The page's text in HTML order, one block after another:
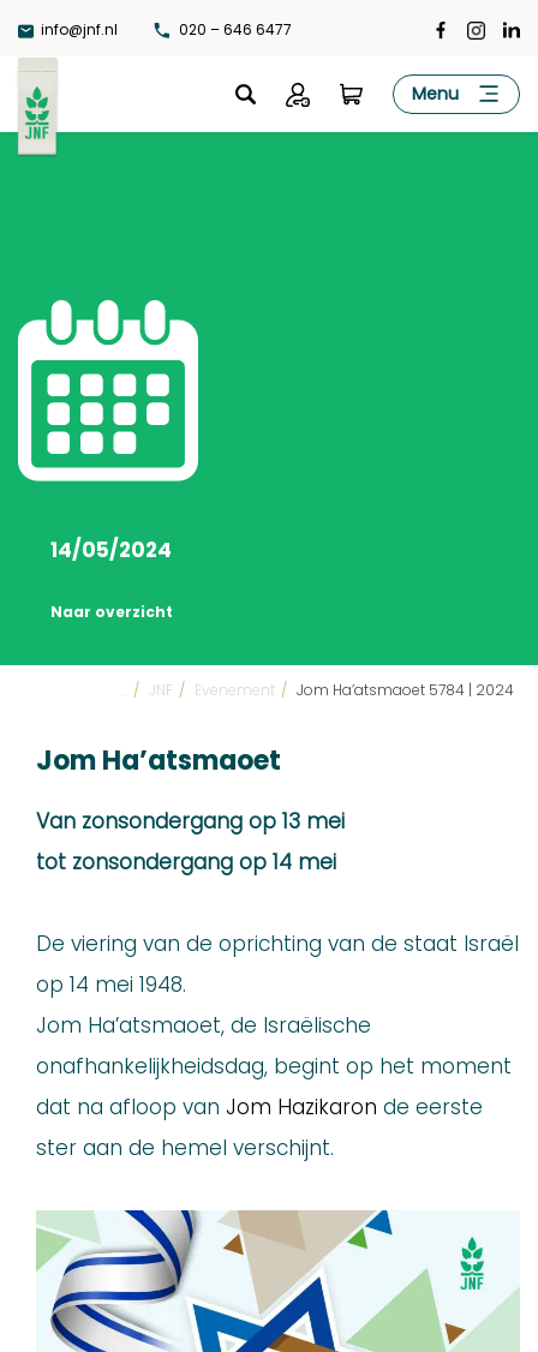
naar
de
inhoud
info@jnf.nl 020 – 646 6477
JNF Menu
14/05/2024
Naar overzicht
/ JNF / Evenement / Jom Ha’atsmaoet 5784 | 2024
Jom Ha’atsmaoet
Van zonsondergang op 13 mei
tot zonsondergang op 14 mei
De viering van de oprichting van de staat Israël
op 14 mei 1948.
Jom Ha’atsmaoet, de Israëlische
onafhankelijkheidsdag, begint op het moment
dat na afloop van Jom Hazikaron de eerste
ster aan de hemel verschijnt.